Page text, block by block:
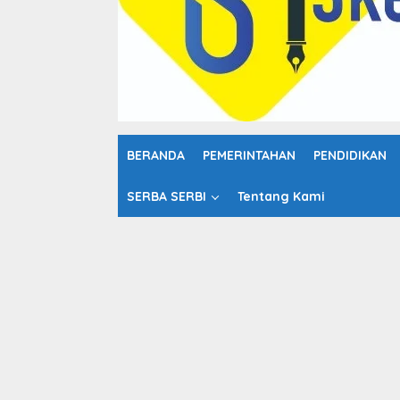
BERANDA PEMERINTAHAN PENDIDIKAN
SERBA SERBI Tentang Kami